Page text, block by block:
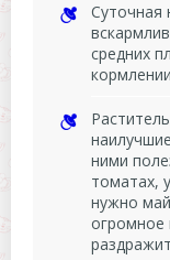
Суточная
средних
ними
томатах,
нужно
огромное